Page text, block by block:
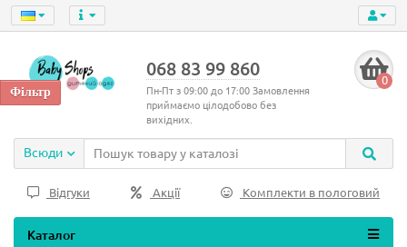
068 83 99 860
Пн-Пт з 09:00 до 17:00 Замовлення
приймаємо цілодобово без
вихідних.
0
Всюди
Відгуки Акції Комплекти в пологовий
Каталог